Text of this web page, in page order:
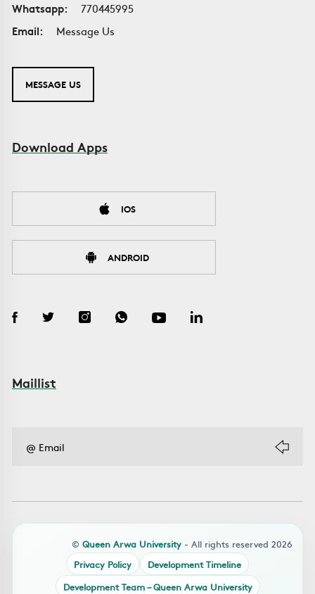
Whatsapp:
770445995
Email:
Message Us
MESSAGE US
Download Apps
IOS
ANDROID
Maillist
© Queen Arwa University - All rights reserved 2026
Privacy Policy
Development Timeline
Development Team – Queen Arwa University